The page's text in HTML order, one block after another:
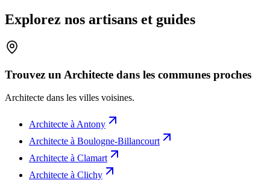
Explorez nos artisans et guides
Trouvez un Architecte dans les communes proches
Architecte dans les villes voisines.
Architecte àAntony
Architecte à Boulogne-Billancourt
Architecte à Clamart
Architecte à Clichy